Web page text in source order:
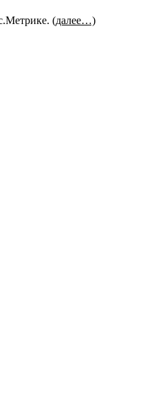
(далее…)